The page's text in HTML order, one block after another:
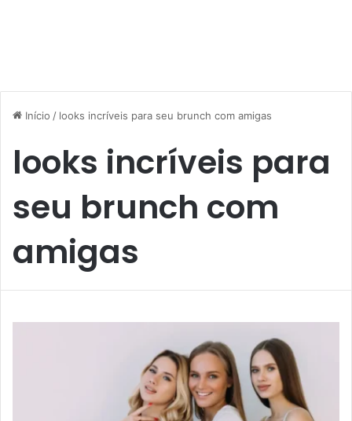
Início / looks incríveis para seu brunch com amigas
looks incríveis para
seu brunch com
amigas